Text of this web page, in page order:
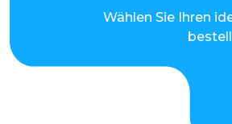
Wählen Sie Ihren